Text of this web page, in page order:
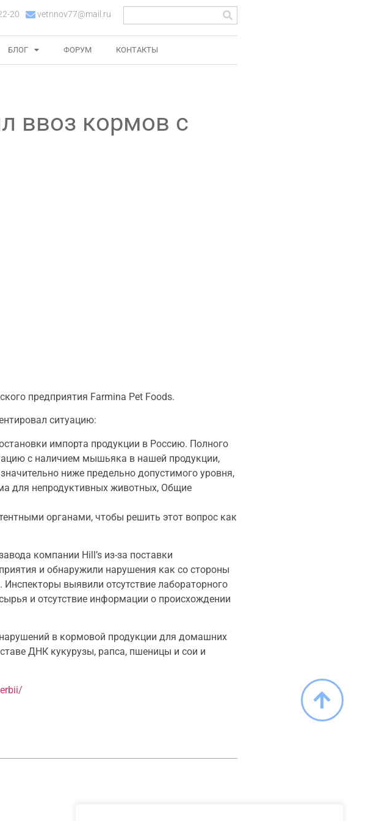
20 vetnnov77@mail.ru
БЛОГ ФОРУМ КОНТАКТЫ
ввоз кормов с
предприятия Farmina Pet Foods.
ситуацию:
импорта продукции в Россию. Полного
с наличием мышьяка в нашей продукции,
ниже предельно допустимого уровня,
для непродуктивных животных, Общие
органами, чтобы решить этот вопрос как
компании Hill’s из-за поставки
и обнаружили нарушения как со стороны
выявили отсутствие лабораторного
и отсутствие информации о происхождении
нарушений в кормовой продукции для домашних
ДНК кукурузы, рапса, пшеницы и сои и